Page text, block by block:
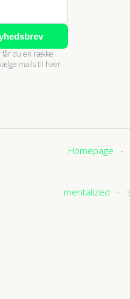
får du en række
mails til hver
Homepage
mentalized